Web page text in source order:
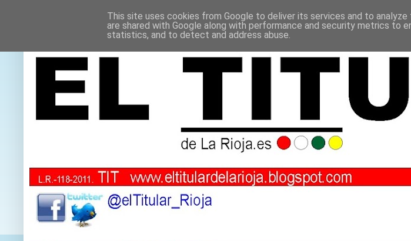
This site uses cookies from Google to deliver its services and to analyze
are shared with Google along with performance and security metrics to
statistics, and to detect and address abuse.